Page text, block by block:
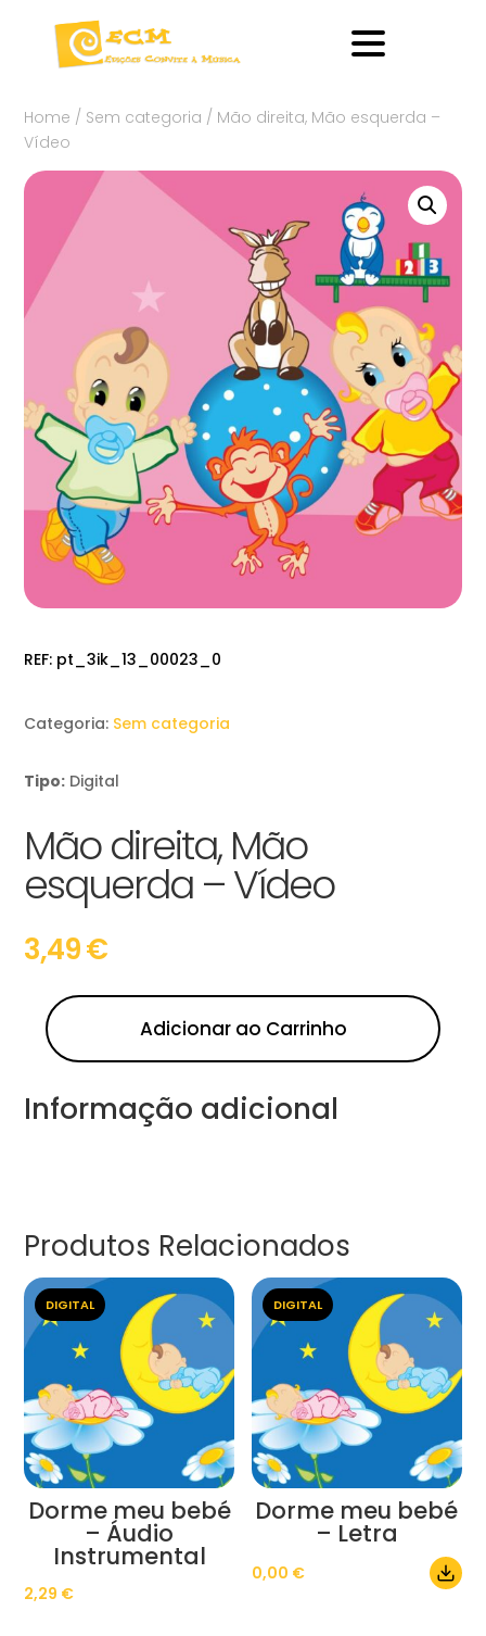
Home / Sem categoria / Mão direita, Mão esquerda –
Vídeo
REF: pt_3ik_13_00023_0
Categoria: Sem categoria
Tipo: Digital
Mão direita, Mão
esquerda – Vídeo
3,49€
Adicionar ao Carrinho
Informação adicional
Produtos Relacionados
DIGITAL
Dorme meu bebé
– Áudio
Instrumental
2,29 €
DIGITAL
Dorme meu bebé
– Letra
0,00 €